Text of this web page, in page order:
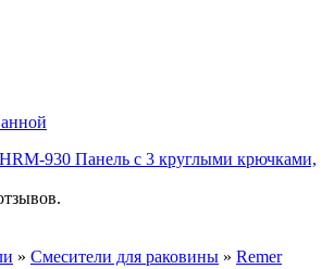
930 Панель с 3 круглыми крючками,
» Смесители для раковины » Remer